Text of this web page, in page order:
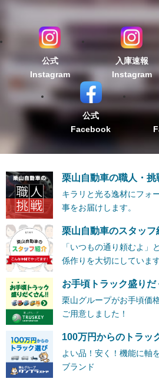
公式
Instagram
入庫速報
Instagram
公式
Facebook
栗山自動車の職人・挑
キラリと光る逸材にフォ
事をお届けします。
栗山自動車のスタッフ
「いつもの通り頼むよ」
係作りを大切にしています
お手頃トラック盛りだ
栗山グループがお手頃価
ご用意しました！
100万円からのトラッ
よい品！安く！機能に軸
ブランド